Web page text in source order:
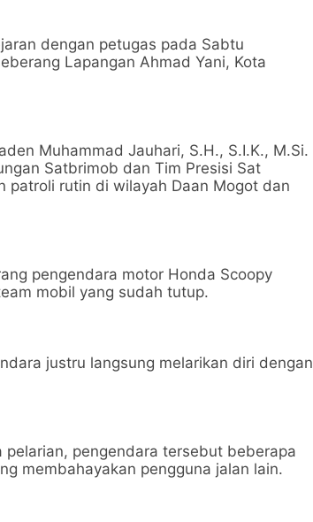
dengan petugas pada Sabtu
Lapangan Ahmad Yani, Kota
Muhammad Jauhari, S.H., S.I.K., M.Si.
Satbrimob dan Tim Presisi Sat
patroli rutin di wilayah Daan Mogot dan
pengendara motor Honda Scoopy
mobil yang sudah tutup.
justru langsung melarikan diri dengan
pelarian, pengendara tersebut beberapa
membahayakan pengguna jalan lain.